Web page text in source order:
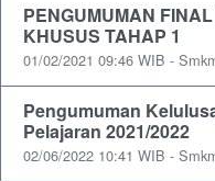
PENGUMUMAN
KHUSUS TAHAP 1
01/02/2021 09:46 WIB -
Pengumuman
Pelajaran 2021/2022
02/06/2022 10:41 WIB -